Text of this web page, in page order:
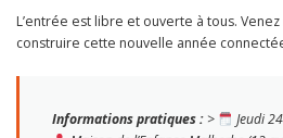
L’entrée est libre et ouverte à tous.
construire cette nouvelle année
Informations pratiques : >
Jeudi